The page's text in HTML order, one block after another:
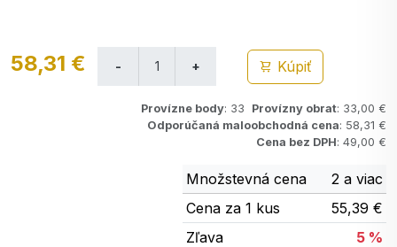
58,31 € Kúpiť
Provízne body: 33 Provízny obrat: 33,00 €
Odporúčaná maloobchodná cena: 58,31 €
Cena bez DPH: 49,00 €
Množstevná cena
2 a viac
Cena za 1 kus
55,39 €
Zľava
5 %